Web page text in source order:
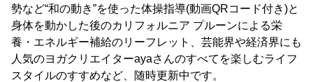
勢など“和の動き”を使った体操指導(動画QRコード付き)と
身体を動かした後のカリフォルニア プルーンによる栄
養・エネルギー補給のリーフレット、芸能界や経済界にも
人気のヨガクリエイターayaさんのすべてを楽しむライフ
スタイルのすすめなど、随時更新中です。